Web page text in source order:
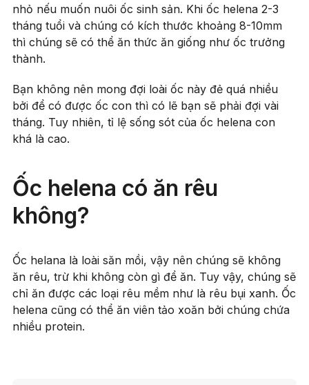
nhỏ nếu muốn nuôi ốc sinh sản. Khi ốc helena 2-3
tháng tuổi và chúng có kích thước khoảng 8-10mm
thì chúng sẽ có thể ăn thức ăn giống như ốc trưởng
thành.
Bạn không nên mong đợi loài ốc này đẻ quá nhiều
bởi để có được ốc con thì có lẽ bạn sẽ phải đợi vài
tháng. Tuy nhiên, tỉ lệ sống sót của ốc helena con
khá là cao.
Ốc helena có ăn rêu
không?
Ốc helana là loài săn mồi, vậy nên chúng sẽ không
ăn rêu, trừ khi không còn gì để ăn. Tuy vậy, chúng sẽ
chỉ ăn được các loại rêu mềm như là rêu bụi xanh. Ốc
helena cũng có thể ăn viên tảo xoăn bởi chúng chứa
nhiều protein.